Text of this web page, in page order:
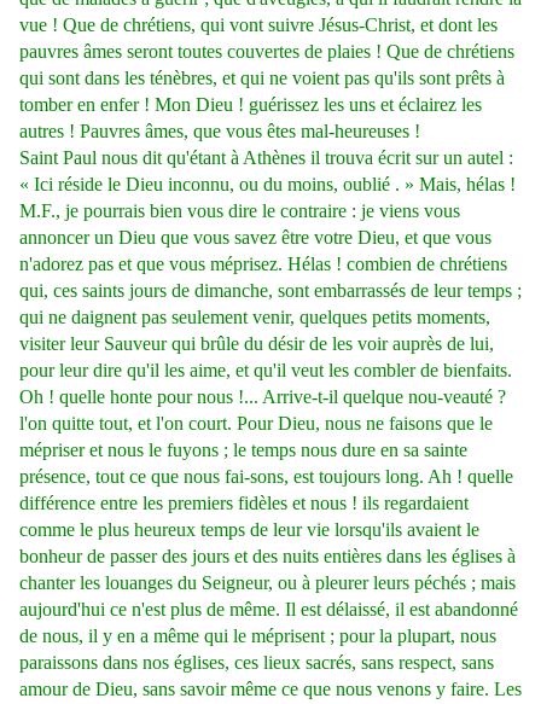
vue ! Que de chrétiens, qui vont suivre Jésus-Christ, et dont les
pauvres âmes seront toutes couvertes de plaies ! Que de chrétiens
qui sont dans les ténèbres, et qui ne voient pas qu'ils sont prêts à
tomber en enfer ! Mon Dieu ! guérissez les uns et éclairez les
autres ! Pauvres âmes, que vous êtes mal-heureuses !
Saint Paul nous dit qu'étant à Athènes il trouva écrit sur un autel :
« Ici réside le Dieu inconnu, ou du moins, oublié . » Mais, hélas !
M.F., je pourrais bien vous dire le contraire : je viens vous
annoncer un Dieu que vous savez être votre Dieu, et que vous
n'adorez pas et que vous méprisez. Hélas ! combien de chrétiens
qui, ces saints jours de dimanche, sont embarrassés de leur temps ;
qui ne daignent pas seulement venir, quelques petits moments,
visiter leur Sauveur qui brûle du désir de les voir auprès de lui,
pour leur dire qu'il les aime, et qu'il veut les combler de bienfaits.
Oh ! quelle honte pour nous !... Arrive-t-il quelque nou-veauté ?
l'on quitte tout, et l'on court. Pour Dieu, nous ne faisons que le
mépriser et nous le fuyons ; le temps nous dure en sa sainte
présence, tout ce que nous fai-sons, est toujours long. Ah ! quelle
différence entre les premiers fidèles et nous ! ils regardaient
comme le plus heureux temps de leur vie lorsqu'ils avaient le
bonheur de passer des jours et des nuits entières dans les églises à
chanter les louanges du Seigneur, ou à pleurer leurs péchés ; mais
aujourd'hui ce n'est plus de même. Il est délaissé, il est abandonné
de nous, il y en a même qui le méprisent ; pour la plupart, nous
paraissons dans nos églises, ces lieux sacrés, sans respect, sans
amour de Dieu, sans savoir même ce que nous venons y faire. Les